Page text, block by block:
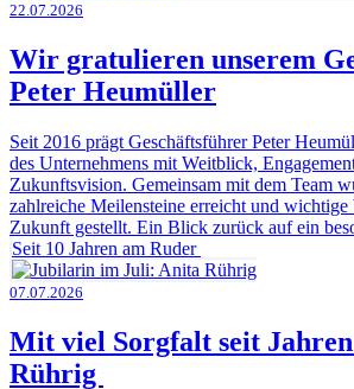
22.07.2026
Wir gratulieren unserem
Peter Heumüller
Seit 2016 prägt Geschäftsführer Peter
des Unternehmens mit Weitblick,
Zukunftsvision. Gemeinsam mit dem Team
zahlreiche Meilensteine erreicht und
Zukunft gestellt. Ein Blick zurück auf ein
Seit 10 Jahren am Ruder
07.07.2026
Mit viel Sorgfalt seit
Rührig